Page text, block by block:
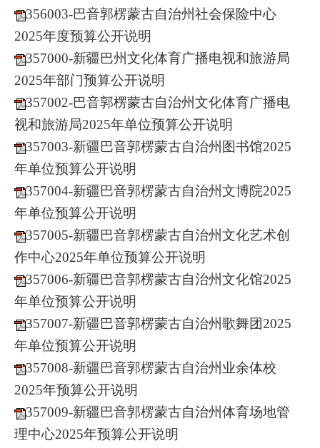
356003-巴音郭楞蒙古自治州社会保险中心
2025年度预算公开说明
357000-新疆巴州文化体育广播电视和旅游局
2025年部门预算公开说明
357002-巴音郭楞蒙古自治州文化体育广播电
视和旅游局2025年单位预算公开说明
357003-新疆巴音郭楞蒙古自治州图书馆2025
年单位预算公开说明
357004-新疆巴音郭楞蒙古自治州文博院2025
年单位预算公开说明
357005-新疆巴音郭楞蒙古自治州文化艺术创
作中心2025年单位预算公开说明
357006-新疆巴音郭楞蒙古自治州文化馆2025
年单位预算公开说明
357007-新疆巴音郭楞蒙古自治州歌舞团2025
年单位预算公开说明
357008-新疆巴音郭楞蒙古自治州业余体校
2025年预算公开说明
357009-新疆巴音郭楞蒙古自治州体育场地管
理中心2025年预算公开说明